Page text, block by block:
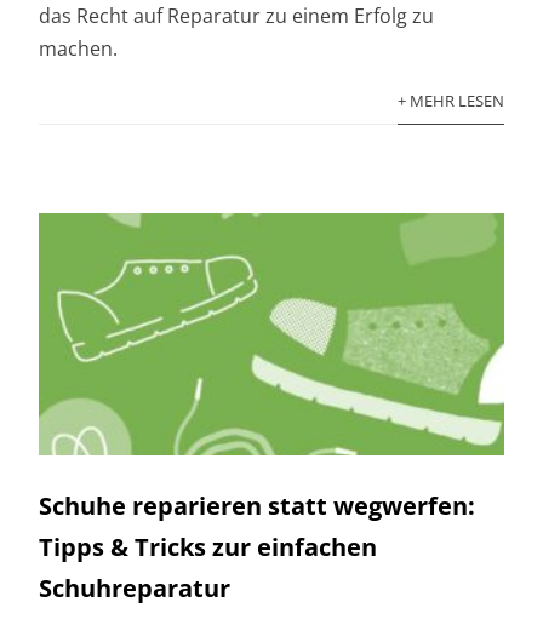
das Recht auf Reparatur zu einem Erfolg zu
machen.
+ MEHR LESEN
Schuhe reparieren statt wegwerfen:
Tipps & Tricks zur einfachen
Schuhreparatur